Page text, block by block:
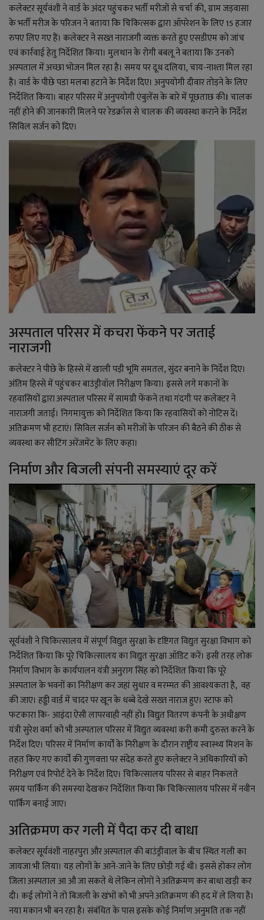
कलेक्टर सूर्यवंशी ने वार्ड के अंदर पहुंचकर भर्ती मरीजों से चर्चा की,ग्राम जड़वासा
के भर्ती मरीज के परिजन ने बताया कि चिकित्सक द्वारा ऑपरेशन के लिए 15 हजार
रुपए लिए गए हैं। कलेक्टर ने सख्त नाराजगी व्यक्त करते हुए एसडीएम को जांच
एवं कार्रवाई हेतु निर्देशित किया। मुलथान के रोगी बबलू ने बताया कि उनको
अस्पताल में अच्छा भोजन मिल रहा है। समय पर दूध दलिया,चाय-नाश्ता मिल रहा
है। वार्ड के पीछे पडा मलबा हटाने के निर्देश दिए। अनुपयोगी दीवार तोड़ने के लिए
निर्देशित किया। बाहर परिसर में अनुपयोगी एंबुलेंस के बारे में पूछताछ की। चालक
नहीं होने की जानकारी मिलने पर रेडक्रॉस से चालक की व्यवस्था कराने के निर्देश
सिविल सर्जन को दिए।
अस्पताल परिसर में कचरा फेंकने पर जताई
नाराजगी
कलेक्टर ने पीछे के हिस्से में खाली पड़ी भूमि समतल,सुंदर बनाने के निर्देश दिए।
अंतिम हिस्से में पहुंचकर बाउंड्रीवॉल निरीक्षण किया। इससे लगे मकानों के
रहवासियों द्वारा अस्पताल परिसर में सामग्री फेंकने तथा गंदगी पर कलेक्टर ने
नाराजगी जताई। निगमायुक्त को निर्देशित किया कि रहवासियों को नोटिस दें।
अतिक्रमण भी हटाएं। सिविल सर्जन को मरीजों के परिजन की बैठने की ठीक से
व्यवस्था कर सीटिंग अरेंजमेंट के लिए कहा।
निर्माण और बिजली संपनी समस्याएं दूर करें
सूर्यवंशी ने चिकित्सालय में संपूर्ण विद्युत सुरक्षा के दृष्टिगत विद्युत सुरक्षा विभाग को
निर्देशित किया कि पूरे चिकित्सालय का विद्युत सुरक्षा ऑडिट करें। इसी तरह लोक
निर्माण विभाग के कार्यपालन यंत्री अनुराग सिंह को निर्देशित किया कि पूरे
अस्पताल के भवनों का निरीक्षण कर जहां सुधार व मरम्मत की आवश्यकता है, वह
की जाए। हड्डी वार्ड में चादर पर खून के धब्बे देखे सख्त नाराज हुए। स्टाफ को
फटकारा कि- आइंदा ऐसी लापरवाही नहीं हो। विद्युत वितरण कंपनी के अधीक्षण
यंत्री सुरेश वर्मा को भी अस्पताल परिसर में विद्युत व्यवस्था करी कमी दुरुस्त करने के
निर्देश दिए। परिसर में निर्माण कार्यों के निरीक्षण के दौरान राष्ट्रीय स्वास्थ्य मिशन के
तहत किए गए कार्यों की गुणवत्ता पर संदेह करते हुए कलेक्टर ने अधिकारियों को
निरीक्षण एवं रिपोर्ट देने के निर्देश दिए। चिकित्सालय परिसर से बाहर निकलते
समय पार्किंग की समस्या देखकर निर्देशित किया कि चिकित्सालय परिसर में नवीन
पार्किंग बनाई जाए।
अतिक्रमण कर गली में पैदा कर दी बाधा
कलेक्टर सूर्यवंशी नाहरपुरा और अस्पताल की बाउंड्रीवाल के बीच स्थित गली का
जायजा भी लिया। यह लोगों के आने-जाने के लिए छोड़ी गई थी। इससे होकर लोग
जिला अस्पताल आ औ जा सकते थे लेकिन लोगों ने अतिक्रमण कर बाधा खड़ी कर
दी। कई लोगों ने तो बिजली के खंभों को भी अपने अतिक्रमण की हद में ले लिया है।
नया मकान भी बन रहा है। संबंधित के पास इसके कोई निर्माण अनुमति तक नहीं